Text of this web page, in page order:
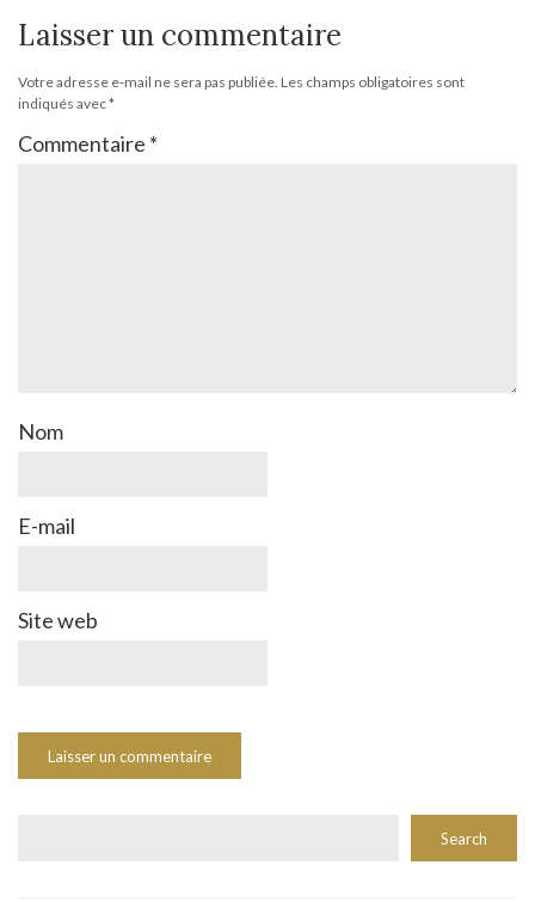
Laisser un commentaire
Votre adresse e-mail ne sera pas publiée. Les champs obligatoires sont
indiqués avec*
Commentaire *
Nom
E-mail
Site web
Search